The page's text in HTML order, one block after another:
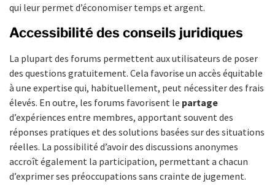
qui leur permet d’économiser temps et argent.
Accessibilité des conseils juridiques
La plupart des forums permettent aux utilisateurs de poser
des questions gratuitement. Cela favorise un accès équitable
à une expertise qui, habituellement, peut nécessiter des frais
élevés. En outre, les forums favorisent le partage
d’expériences entre membres, apportant souvent des
réponses pratiques et des solutions basées sur des situations
réelles. La possibilité d’avoir des discussions anonymes
accroît également la participation, permettant a chacun
d’exprimer ses préoccupations sans crainte de jugement.